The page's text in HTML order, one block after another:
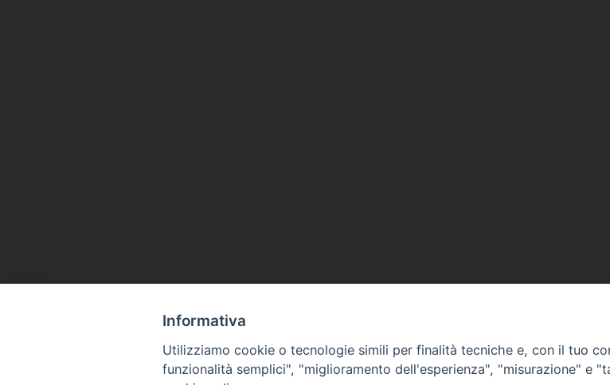
Informativa
Utilizziamo cookie o tecnologie simili per finalità tecniche e, con il tuo
funzionalità semplici", "miglioramento dell'esperienza", "misurazione" e